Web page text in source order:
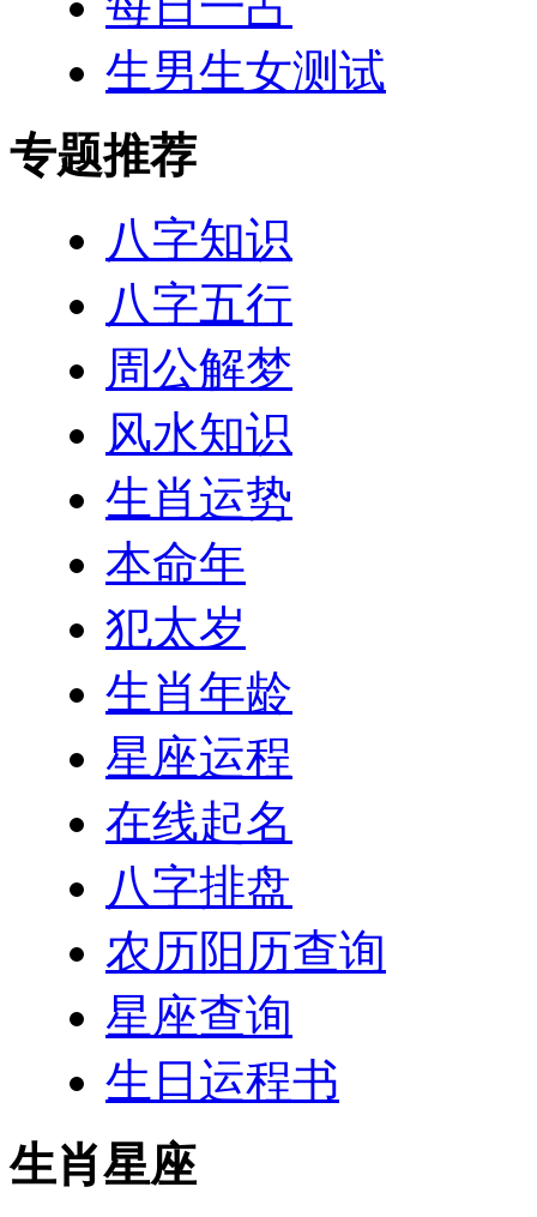
生男生女测试
专题推荐
八字知识
八字五行
周公解梦
风水知识
生肖运势
本命年
犯太岁
生肖年龄
星座运程
在线起名
八字排盘
农历阳历查询
星座查询
生日运程书
生肖星座